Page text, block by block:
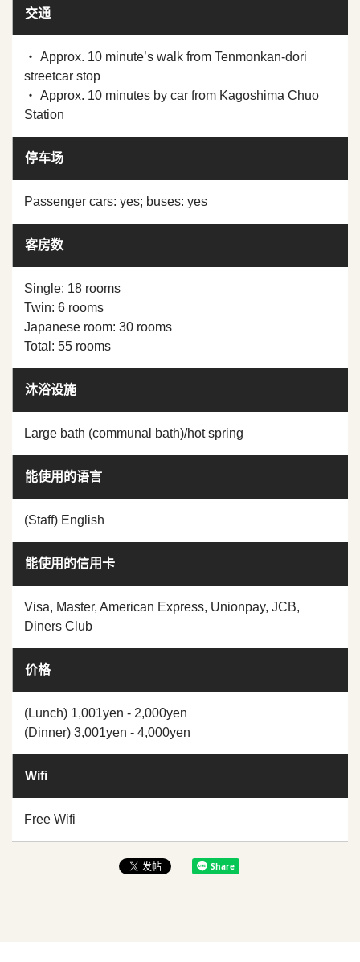
交通
・ Approx. 10 minute’s walk from Tenmonkan-dori
streetcar stop
・ Approx. 10 minutes by car from Kagoshima Chuo
Station
停车场
Passenger cars: yes; buses: yes
客房数
Single: 18 rooms
Twin: 6 rooms
Japanese room: 30 rooms
Total: 55 rooms
沐浴设施
Large bath (communal bath)/hot spring
能使用的语言
(Staff) English
能使用的信用卡
Visa, Master, American Express, Unionpay, JCB,
Diners Club
价格
(Lunch) 1,001yen - 2,000yen
(Dinner) 3,001yen - 4,000yen
Wifi
Free Wifi